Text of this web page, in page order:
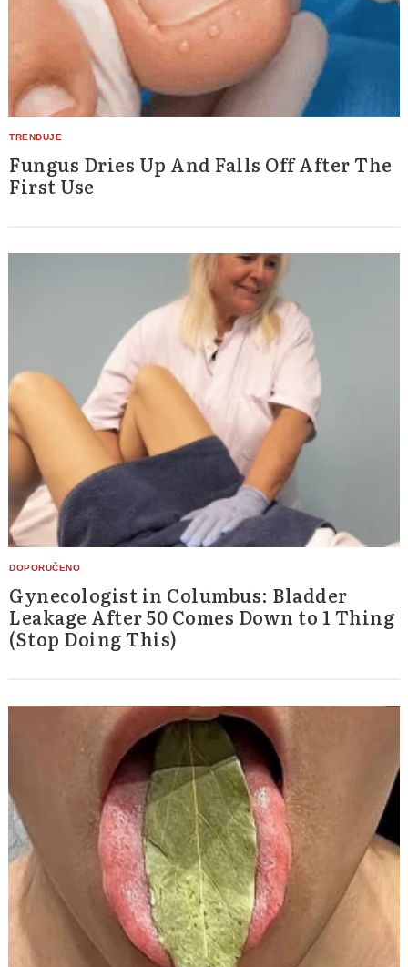
Fungus Dries Up And Falls Off After The
First Use
Gynecologist in Columbus: Bladder
Leakage After 50 Comes Down to 1 Thing
(Stop Doing This)
Search
for: